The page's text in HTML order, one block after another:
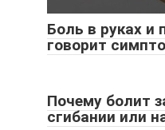
Боль в руках и
говорит
Почему болит
сгибании или